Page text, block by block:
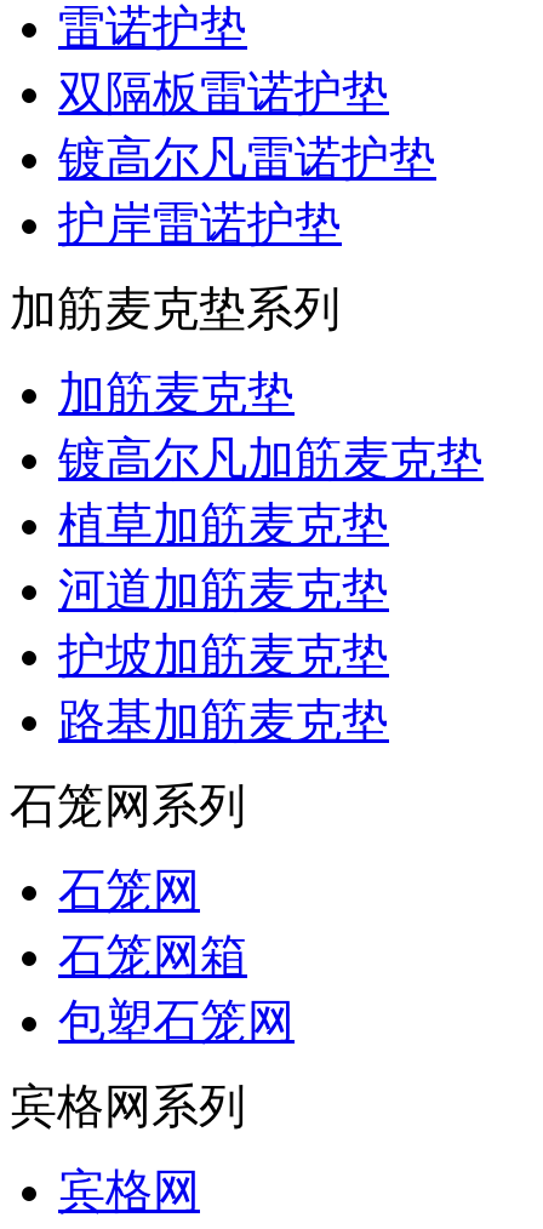
雷诺护垫
双隔板雷诺护垫
镀高尔凡雷诺护垫
护岸雷诺护垫
加筋麦克垫系列
加筋麦克垫
镀高尔凡加筋麦克垫
植草加筋麦克垫
河道加筋麦克垫
护坡加筋麦克垫
路基加筋麦克垫
石笼网系列
石笼网
石笼网箱
包塑石笼网
宾格网系列
宾格网